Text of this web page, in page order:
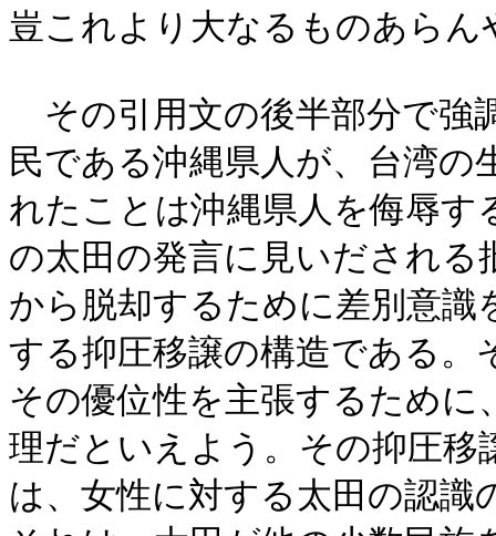
豈これより大なるものあらん
その引用文の後半部分で強
民である沖縄県人が、台湾の
れたことは沖縄県人を侮辱
の太田の発言に見いだされ
から脱却するために差別意識
する抑圧移譲の構造である。
その優位性を主張するために
理だといえよう。その抑圧移
は、女性に対する太田の認